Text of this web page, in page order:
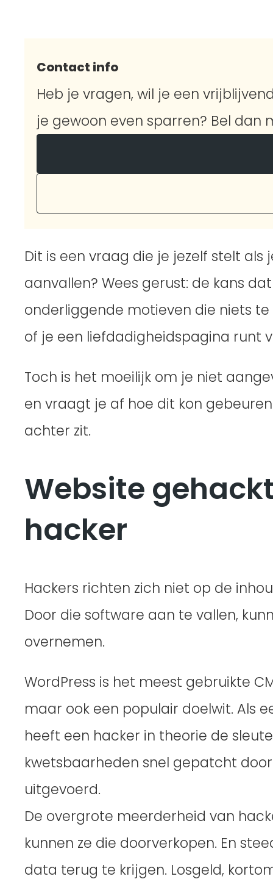
Contact info
Heb je vragen, wil je een
je gewoon even sparren? Bel dan
Dit is een vraag die je jezelf stelt
aanvallen? Wees gerust: de kans
onderliggende motieven die niets
of je een liefdadigheidspagina runt
Toch is het moeilijk om je niet
en vraagt je af hoe dit kon
achter zit.
Website
hacker
Hackers richten zich niet op de
Door die software aan te vallen,
overnemen.
WordPress is het meest gebruikte
maar ook een populair doelwit. Als
heeft een hacker in theorie de
kwetsbaarheden snel gepatcht
uitgevoerd.
De overgrote meerderheid van
kunnen ze die doorverkopen. En
data terug te krijgen. Losgeld,